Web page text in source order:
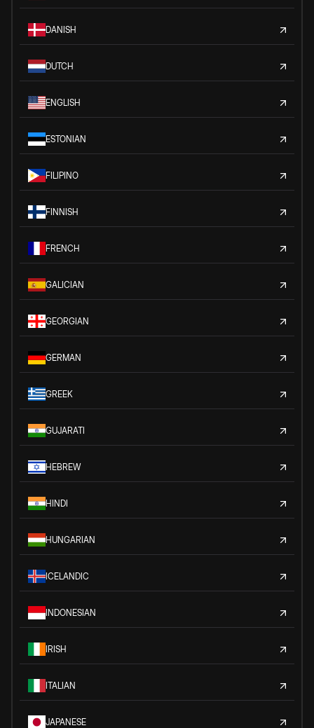
DANISH
DUTCH
ENGLISH
ESTONIAN
FILIPINO
FINNISH
FRENCH
GALICIAN
GEORGIAN
GERMAN
GREEK
GUJARATI
HEBREW
HINDI
HUNGARIAN
ICELANDIC
INDONESIAN
IRISH
ITALIAN
JAPANESE